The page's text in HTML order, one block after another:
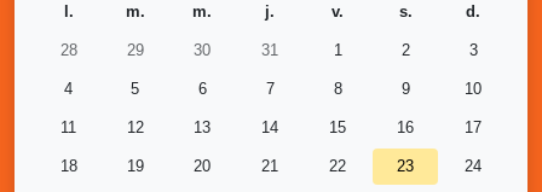
l.
m. m. j. v. s. d.
28 29 30 31 1 2 3
4 5 6 7 8 9 10
11 12 13 14 15 16 17
18 19 20 21 22 23 24